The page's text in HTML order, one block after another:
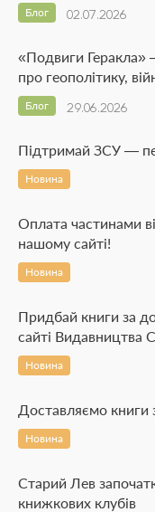
02.07.2026
Блог
«Подвиги Геракла»
про геополітику,
29.06.2026
Блог
Підтримай ЗСУ —
Новина
Оплата частинами
нашому сайті!
Новина
Придбай книги за
сайті Видавництва
Новина
Доставляємо книги
Новина
Старий Лев
книжкових клубів